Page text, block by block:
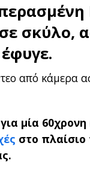
σκύλο,
από κάμερα
μία
στο πλαίσιο